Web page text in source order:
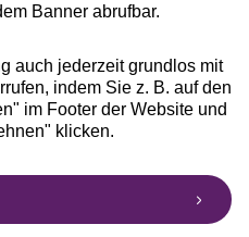
Banner abrufbar.
auch jederzeit grundlos mit
indem Sie z. B. auf den
im Footer der Website und
klicken.